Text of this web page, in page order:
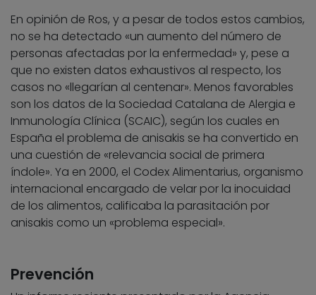
En opinión de Ros, y a pesar de todos estos cambios,
no se ha detectado «un aumento del número de
personas afectadas por la enfermedad» y, pese a
que no existen datos exhaustivos al respecto, los
casos no «llegarían al centenar». Menos favorables
son los datos de la Sociedad Catalana de Alergia e
Inmunología Clínica (SCAIC), según los cuales en
España el problema de anisakis se ha convertido en
una cuestión de «relevancia social de primera
índole». Ya en 2000, el Codex Alimentarius, organismo
internacional encargado de velar por la inocuidad
de los alimentos, calificaba la parasitación por
anisakis como un «problema especial».
Prevención